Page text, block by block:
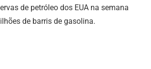
de petróleo dos EUA na semana
de barris de gasolina.